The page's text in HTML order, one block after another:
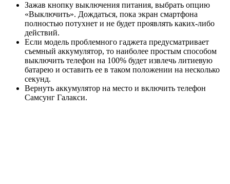
Зажав кнопку выключения питания, выбрать опцию
«Выключить». Дождаться, пока экран смартфона
полностью потухнет и не будет проявлять каких-либо
действий.
Если модель проблемного гаджета предусматривает
съемный аккумулятор, то наиболее простым способом
выключить телефон на 100% будет извлечь литиевую
батарею и оставить ее в таком положении на несколько
секунд.
Вернуть аккумулятор на место и включить телефон
Самсунг Галакси.